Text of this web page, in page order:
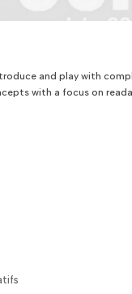
and play with
with a focus on